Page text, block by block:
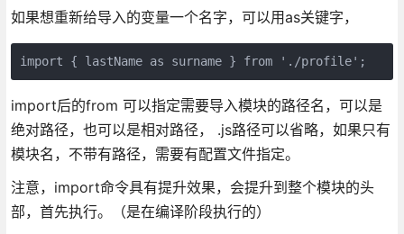
如果想重新给导入的变量一个名字，可以用as关键字，
import { lastName as surname } from './profile';
import后的from 可以指定需要导入模块的路径名，可以是
绝对路径，也可以是相对路径， .js路径可以省略，如果只有
模块名，不带有路径，需要有配置文件指定。
注意，import命令具有提升效果，会提升到整个模块的头
部，首先执行。（是在编译阶段执行的）